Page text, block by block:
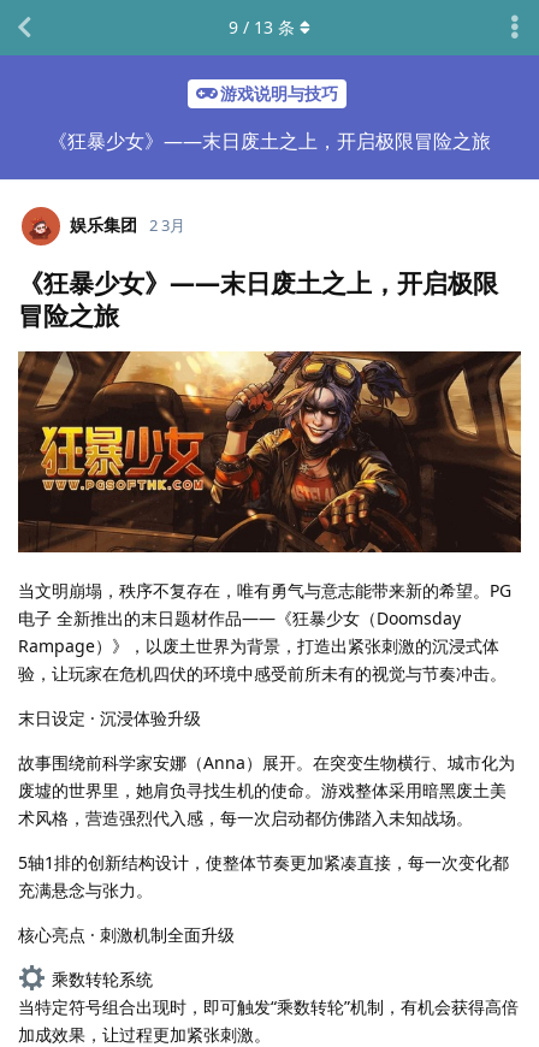
游戏说明与技巧
《狂暴少女》——末日废土之上，开启极限冒险之旅
9 / 13 条
娱乐集团 2 3月
《狂暴少女》——末日废土之上，开启极限
冒险之旅
当文明崩塌，秩序不复存在，唯有勇气与意志能带来新的希望。PG
电子 全新推出的末日题材作品——《狂暴少女（Doomsday
Rampage）》，以废土世界为背景，打造出紧张刺激的沉浸式体
验，让玩家在危机四伏的环境中感受前所未有的视觉与节奏冲击。
末日设定 · 沉浸体验升级
故事围绕前科学家安娜（Anna）展开。在突变生物横行、城市化为
废墟的世界里，她肩负寻找生机的使命。游戏整体采用暗黑废土美
术风格，营造强烈代入感，每一次启动都仿佛踏入未知战场。
5轴1排的创新结构设计，使整体节奏更加紧凑直接，每一次变化都
充满悬念与张力。
核心亮点 · 刺激机制全面升级
乘数转轮系统
当特定符号组合出现时，即可触发“乘数转轮”机制，有机会获得高倍
加成效果，让过程更加紧张刺激。